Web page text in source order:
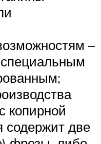
–
копирной
содержит две